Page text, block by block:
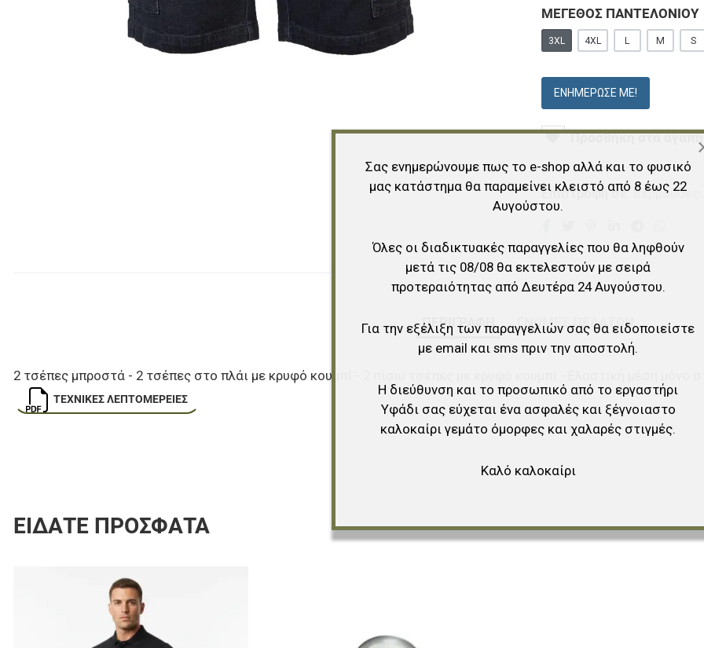
ΜΕΓΕΘΟΣ ΠΑΝΤΕΛΟΝΙΟΥ
3XL 4XL L M S
ΕΝΗΜΈΡΩΣΕ ΜΕ!
Προσθήκη στα
Επιστροφή σε: Βερμούδες
ΠΕΡΙΓΡΑΦΉ ΓΝΏΜΕΣ ΠΕΛΑΤΏΝ
2 τσέπες μπροστά - 2 τσέπες στο πλάι με κρυφό κουμπί - 2 πίσω τσέπες με κρυφό κουμπί - Ελαστική μέση μόνο
ΤΕΧΝΙΚΈΣ ΛΕΠΤΟΜΈΡΕΙΕΣ
ΕΊΔΑΤΕ ΠΡΌΣΦΑΤΑ
Σας ενημερώνουμε πως το e-shop αλλά και το φυσικό
μας κατάστημα θα παραμείνει κλειστό από 8 έως 22
Αυγούστου.
Όλες οι διαδικτυακές παραγγελίες που θα ληφθούν
μετά τις 08/08 θα εκτελεστούν με σειρά
προτεραιότητας από Δευτέρα 24 Αυγούστου.
Για την εξέλιξη των παραγγελιών σας θα ειδοποιείστε
με email και sms πριν την αποστολή.
Η διεύθυνση και το προσωπικό από το εργαστήρι
Υφάδι σας εύχεται ένα ασφαλές και ξέγνοιαστο
καλοκαίρι γεμάτο όμορφες και χαλαρές στιγμές.
Καλό καλοκαίρι